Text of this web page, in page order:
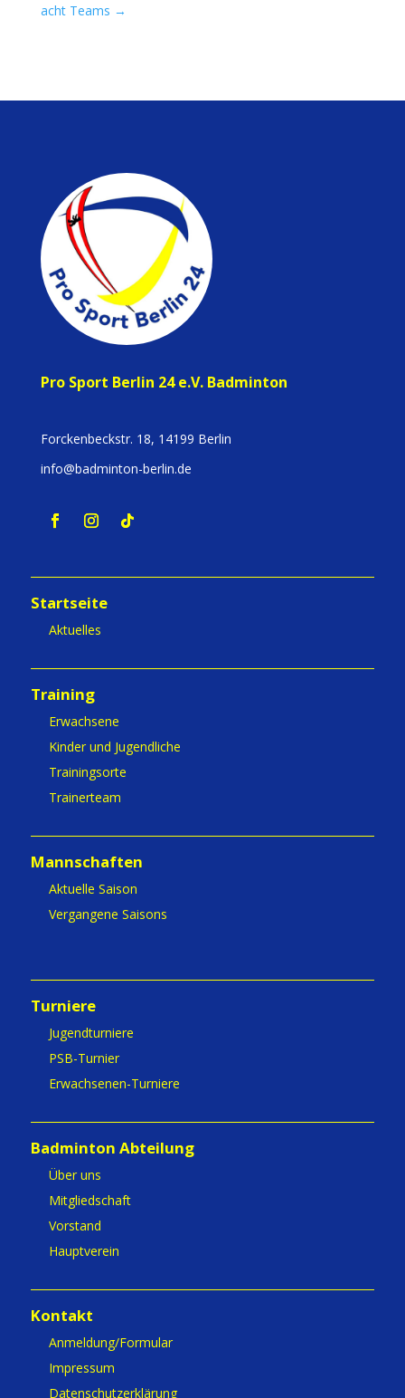
acht Teams →
Pro Sport Berlin 24 e.V. Badminton
Forckenbeckstr. 18, 14199 Berlin
info@badminton-berlin.de
Startseite
Aktuelles
Training
Erwachsene
Kinder und Jugendliche
Trainingsorte
Trainerteam
Mannschaften
Aktuelle Saison
Vergangene Saisons
Turniere
Jugendturniere
PSB-Turnier
Erwachsenen-Turniere
Badminton Abteilung
Über uns
Mitgliedschaft
Vorstand
Hauptverein
Kontakt
Anmeldung/Formular
Impressum
Datenschutzerklärung